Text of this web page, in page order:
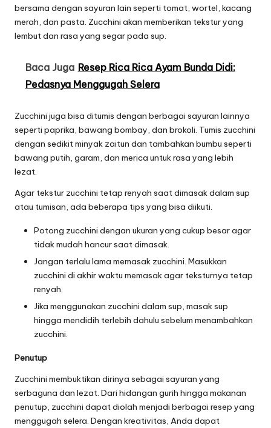
bersama dengan sayuran lain seperti tomat, wortel, kacang
merah, dan pasta. Zucchini akan memberikan tekstur yang
lembut dan rasa yang segar pada sup.
Baca Juga Resep Rica Rica Ayam Bunda Didi:
Pedasnya Menggugah Selera
Zucchini juga bisa ditumis dengan berbagai sayuran lainnya
seperti paprika, bawang bombay, dan brokoli. Tumis zucchini
dengan sedikit minyak zaitun dan tambahkan bumbu seperti
bawang putih, garam, dan merica untuk rasa yang lebih
lezat.
Agar tekstur zucchini tetap renyah saat dimasak dalam sup
atau tumisan, ada beberapa tips yang bisa diikuti.
Potong zucchini dengan ukuran yang cukup besar agar
tidak mudah hancur saat dimasak.
Jangan terlalu lama memasak zucchini. Masukkan
zucchini di akhir waktu memasak agar teksturnya tetap
renyah.
Jika menggunakan zucchini dalam sup, masak sup
hingga mendidih terlebih dahulu sebelum menambahkan
zucchini.
Penutup
Zucchini membuktikan dirinya sebagai sayuran yang
serbaguna dan lezat. Dari hidangan gurih hingga makanan
penutup, zucchini dapat diolah menjadi berbagai resep yang
menggugah selera. Dengan kreativitas, Anda dapat